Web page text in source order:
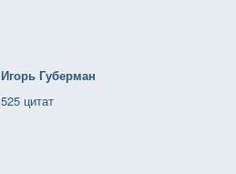
Игорь Губерман
525 цитат